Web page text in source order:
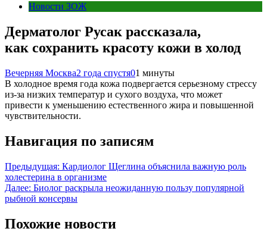
Новости ЗОЖ
Дерматолог Русак рассказала,
как сохранить красоту кожи в холод
Вечерняя Москва2 года спустя01 минуты
В холодное время года кожа подвергается серьезному стрессу
из-за низких температур и сухого воздуха, что может
привести к уменьшению естественного жира и повышенной
чувствительности.
Навигация по записям
Предыдущая: Кардиолог Щеглина объяснила важную роль
холестерина в организме
Далее: Биолог раскрыла неожиданную пользу популярной
рыбной консервы
Похожие новости